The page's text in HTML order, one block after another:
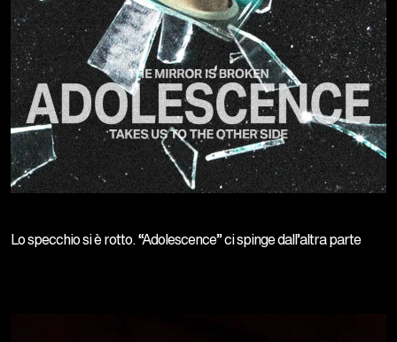
Lo specchio si è rotto. “Adolescence” ci spinge dall’altra parte